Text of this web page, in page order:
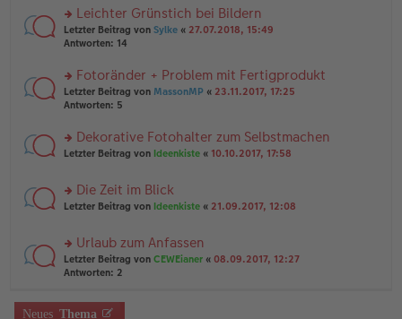
B
ei
tr
a
es
e
n
er
ei
tr
a
u
n
g
es
e
n
er
ei
tr
rs
te
n
g
el
e
n
ei
tr
Leichter Grünstich bei Bildern
Letzter Beitrag von Sylke « 27.07.2018, 15:49
Antworten: 14
rs
te
n
g
es
e
n
B
ei
tr
a
Fotoränder + Problem mit Fertigprodukt
Letzter Beitrag von MassonMP « 23.11.2017, 17:25
Antworten: 5
rs
u
n
es
e
n
B
ei
Dekorative Fotohalter zum Selbstmachen
Letzter Beitrag von Ideenkiste « 10.10.2017, 17:58
rs
u
n
g
es
e
Die Zeit im Blick
Letzter Beitrag von Ideenkiste « 21.09.2017, 12:08
rs
te
n
Urlaub zum Anfassen
Letzter Beitrag von CEWEianer « 08.09.2017, 12:27
Antworten: 2
Neues Thema